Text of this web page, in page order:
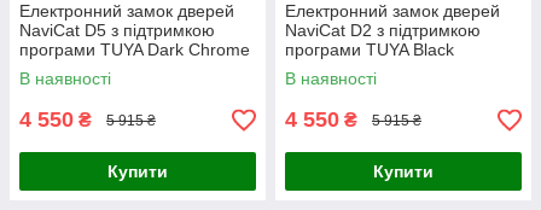
Електронний замок дверей
NaviCat D5 з підтримкою
програми TUYA Dark Chrome
В наявності
4 550 ₴ 5 915 ₴
Купити
Електронний замок дверей
NaviCat D2 з підтримкою
програми TUYA Black
В наявності
4 550 ₴ 5 915 ₴
Купити